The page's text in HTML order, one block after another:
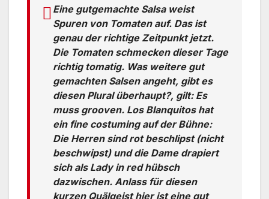
Eine gutgemachte Salsa weist
Spuren von Tomaten auf. Das ist
genau der richtige Zeitpunkt jetzt.
Die Tomaten schmecken dieser Tage
richtig tomatig. Was weitere gut
gemachten Salsen angeht, gibt es
diesen Plural überhaupt?, gilt: Es
muss grooven. Los Blanquitos hat
ein fine costuming auf der Bühne:
Die Herren sind rot beschlipst (nicht
beschwipst) und die Dame drapiert
sich als Lady in red hübsch
dazwischen. Anlass für diesen
kurzen Quälgeist hier ist eine gut